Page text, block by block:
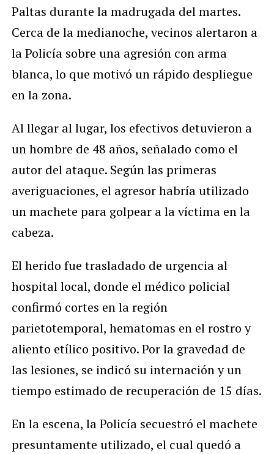
Paltas durante la madrugada del martes.
Cerca de la medianoche, vecinos alertaron a
la Policía sobre una agresión con arma
blanca, lo que motivó un rápido despliegue
en la zona.
Al llegar al lugar, los efectivos detuvieron a
un hombre de 48 años, señalado como el
autor del ataque. Según las primeras
averiguaciones, el agresor habría utilizado
un machete para golpear a la víctima en la
cabeza.
El herido fue trasladado de urgencia al
hospital local, donde el médico policial
confirmó cortes en la región
parietotemporal, hematomas en el rostro y
aliento etílico positivo. Por la gravedad de
las lesiones, se indicó su internación y un
tiempo estimado de recuperación de 15 días.
En la escena, la Policía secuestró el machete
presuntamente utilizado, el cual quedó a